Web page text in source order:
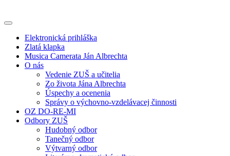
Elektronická prihláška
Zlatá klapka
Musica Camerata Ján Albrechta
O nás
Vedenie ZUŠ a učitelia
Zo života Jána Albrechta
Úspechy a ocenenia
Správy o výchovno-vzdelávacej činnosti
OZ DO-RE-MI
Odbory ZUŠ
Hudobný odbor
Tanečný odbor
Výtvarný odbor